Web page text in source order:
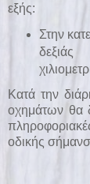
εξής:
Στην
Κατά την
οχημάτων θα
οδικής